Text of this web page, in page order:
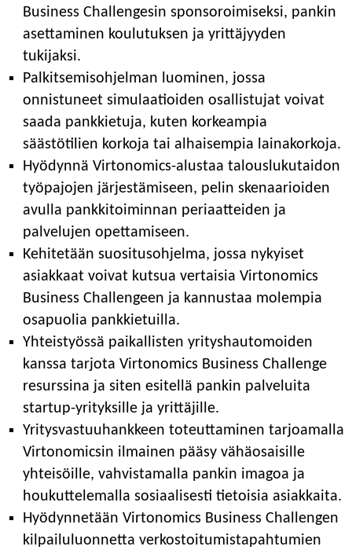
Business Challengesin sponsoroimiseksi, pankin
asettaminen koulutuksen ja yrittäjyyden
tukijaksi.
Palkitsemisohjelman luominen, jossa
onnistuneet simulaatioiden osallistujat voivat
saada pankkietuja, kuten korkeampia
säästötilien korkoja tai alhaisempia lainakorkoja.
Hyödynnä Virtonomics-alustaa talouslukutaidon
työpajojen järjestämiseen, pelin skenaarioiden
avulla pankkitoiminnan periaatteiden ja
palvelujen opettamiseen.
Kehitetään suositusohjelma, jossa nykyiset
asiakkaat voivat kutsua vertaisia ​​Virtonomics
Business Challengeen ja kannustaa molempia
osapuolia pankkietuilla.
Yhteistyössä paikallisten yrityshautomoiden
kanssa tarjota Virtonomics Business Challenge
resurssina ja siten esitellä pankin palveluita
startup-yrityksille ja yrittäjille.
Yritysvastuuhankkeen toteuttaminen tarjoamalla
Virtonomicsin ilmainen pääsy vähäosaisille
yhteisöille, vahvistamalla pankin imagoa ja
houkuttelemalla sosiaalisesti tietoisia asiakkaita.
Hyödynnetään Virtonomics Business Challengen
kilpailuluonnetta verkostoitumistapahtumien